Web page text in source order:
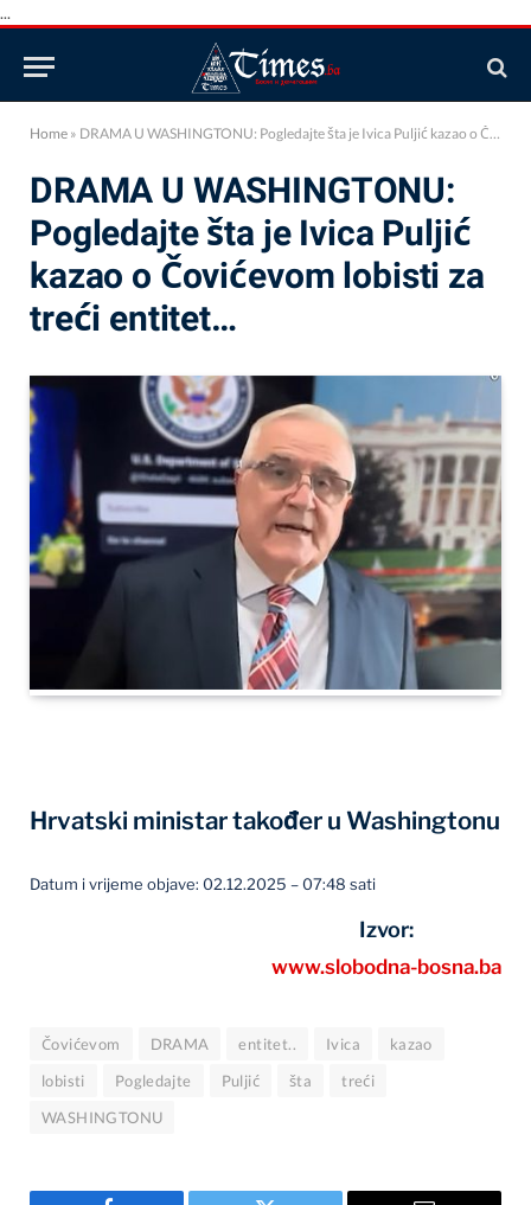
...
Home » DRAMA U WASHINGTONU: Pogledajte šta je Ivica Puljić kazao o Čovićevom lobisti za treći entitet…
DRAMA U WASHINGTONU:
Pogledajte šta je Ivica Puljić
kazao o Čovićevom lobisti za
treći entitet…
Hrvatski ministar također u Washingtonu
Datum i vrijeme objave: 02.12.2025 – 07:48 sati
Izvor:
www.slobodna-bosna.ba
Čovićevom DRAMA entitet.. Ivica
kazao
lobisti
Pogledajte Puljić šta
treći
WASHINGTONU